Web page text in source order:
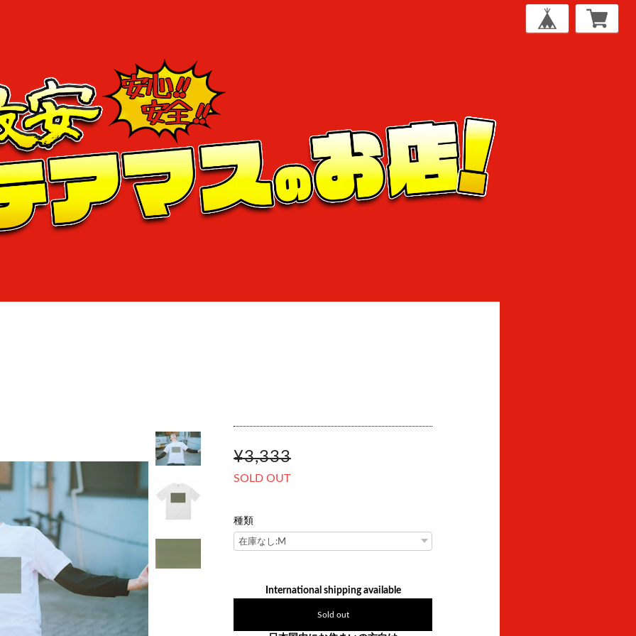
¥3,333
SOLD OUT
種類
International shipping available
Sold out